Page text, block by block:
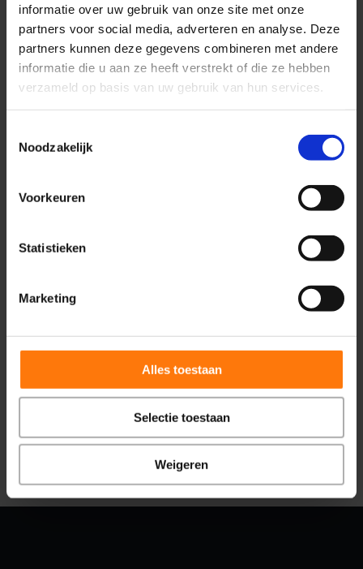
informatie over uw gebruik van onze site met onze
partners voor social media, adverteren en analyse. Deze
partners kunnen deze gegevens combineren met andere
informatie die u aan ze heeft verstrekt of die ze hebben
verzameld op basis van uw gebruik van hun services.
Noodzakelijk
Voorkeuren
Statistieken
Marketing
Alles toestaan
Selectie toestaan
Weigeren
Stefan Laurens
“Medifactor is een fijn bedrijf om mee
praktijk als knie en sportspecialist